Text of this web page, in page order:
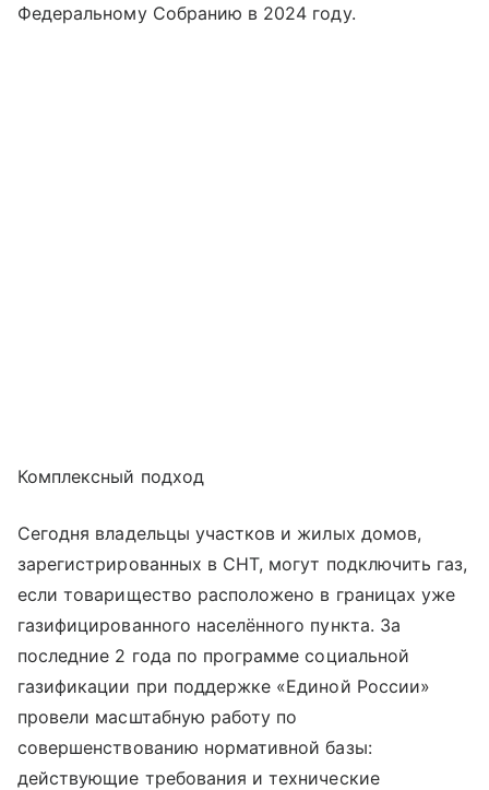
Федеральному Собранию в 2024 году.
Комплексный подход
Сегодня владельцы участков и жилых домов,
зарегистрированных в СНТ, могут подключить газ,
если товарищество расположено в границах уже
газифицированного населённого пункта. За
последние 2 года по программе социальной
газификации при поддержке «Единой России»
провели масштабную работу по
совершенствованию нормативной базы:
действующие требования и технические